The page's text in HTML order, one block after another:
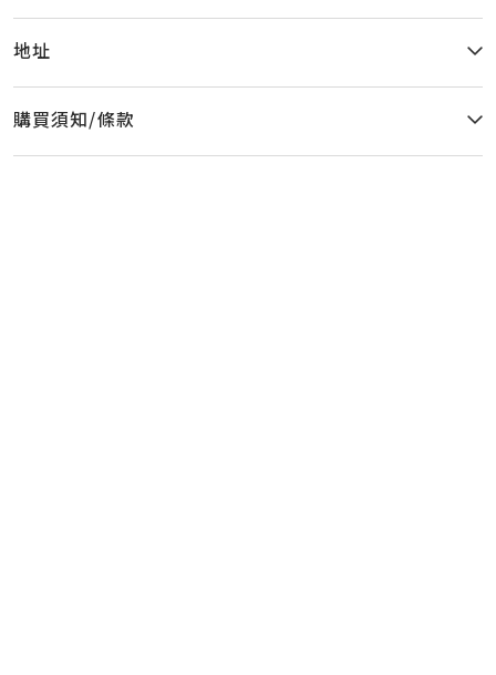
椎，中風及腦神經血管，痛症的患者提供專業醫療服務。
地址
購買須知/條款